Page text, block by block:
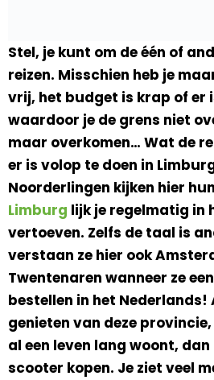
Stel, je kunt om de één of
reizen. Misschien heb je
vrij, het budget is krap of er
waardoor je de grens niet
maar overkomen… Wat de
er is volop te doen in
Noorderlingen kijken hier
Limburg lijk je regelmatig in
vertoeven. Zelfs de taal is
verstaan ze hier ook
Twentenaren wanneer ze
bestellen in het Nederlands!
genieten van deze
al een leven lang woont,
scooter kopen. Je ziet veel